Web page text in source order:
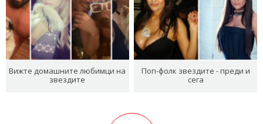
Вижте домашните любимци на
звездите
Поп-фолк звездите - преди и
сега